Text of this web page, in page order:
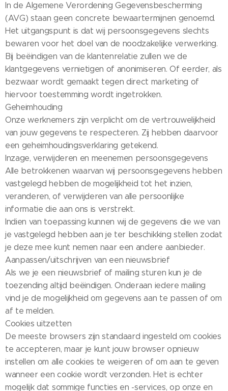
In de Algemene Verordening Gegevensbescherming
(AVG) staan geen concrete bewaartermijnen genoemd.
Het uitgangspunt is dat wij persoonsgegevens slechts
bewaren voor het doel van de noodzakelijke verwerking.
Bij beëindigen van de klantenrelatie zullen we de
klantgegevens vernietigen of anonimiseren. Of eerder, als
bezwaar wordt gemaakt tegen direct marketing of
hiervoor toestemming wordt ingetrokken.
Geheimhouding
Onze werknemers zijn verplicht om de vertrouwelijkheid
van jouw gegevens te respecteren. Zij hebben daarvoor
een geheimhoudingsverklaring getekend.
Inzage, verwijderen en meenemen persoonsgegevens
Alle betrokkenen waarvan wij persoonsgegevens hebben
vastgelegd hebben de mogelijkheid tot het inzien,
veranderen, of verwijderen van alle persoonlijke
informatie die aan ons is verstrekt.
Indien van toepassing kunnen wij de gegevens die we van
je vastgelegd hebben aan je ter beschikking stellen zodat
je deze mee kunt nemen naar een andere aanbieder.
Aanpassen/uitschrijven van een nieuwsbrief
Als we je een nieuwsbrief of mailing sturen kun je de
toezending altijd beëindigen. Onderaan iedere mailing
vind je de mogelijkheid om gegevens aan te passen of om
af te melden.
Cookies uitzetten
De meeste browsers zijn standaard ingesteld om cookies
te accepteren, maar je kunt jouw browser opnieuw
instellen om alle cookies te weigeren of om aan te geven
wanneer een cookie wordt verzonden. Het is echter
mogelijk dat sommige functies en -services, op onze en